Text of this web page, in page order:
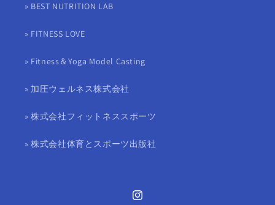
» BEST NUTRITION LAB
» FITNESS LOVE
» Fitness＆Yoga Model Casting
» 加圧ウェルネス株式会社
» 株式会社フィットネススポーツ
» 株式会社体育とスポーツ出版社
Instagram